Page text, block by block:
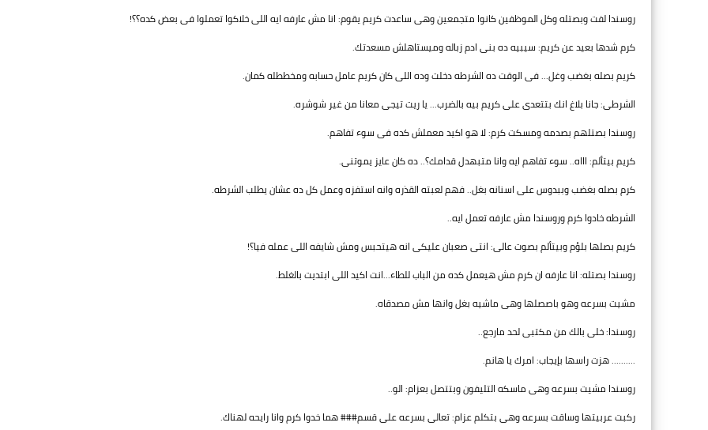
روسندا لفت وبصتله وكل الموظفين كانوا متجمعين وهى ساعدت كريم يقوم: انا مش عارفه ايه اللى خلاكوا تعملوا فى بعض كده؟؟!
كرم شدها بعيد عن كريم: سيبيه ده بنى ادم زباله وميستاهلش مسعدتك.
كريم بصله بغضب وغل... فى الوقت ده الشرطه دخلت وده اللى كان كريم عامل حسابه ومخططله كمان.
الشرطى: جانا بلاغ انك بتتعدى على كريم بيه بالضرب... يا ريت تيجى معانا من غير شوشره.
روسندا بصتلهم بصدمه ومسكت كرم: لا هو اكيد معملش كده فى سوء تفاهم.
كريم بيتألم: اااه.. سوء تفاهم ايه وانا متبهدل قدامك؟.. ده كان عايز يموتنى.
كرم بصله بغضب وببدوس على اسنانه بغل.. فهم لعبته القذره وانه استفزه وعمل كل ده عشان يطلب الشرطه.
الشرطه خادوا كرم وروسندا مش عارفه تعمل ايه..
كريم بصلها بلؤم وبيتألم بصوت عالى: انتى صعبان عليكى انه هيتحبس ومش شايفه اللى عمله فيا؟!
روسندا بصتله: انا عارفه ان كرم مش هيعمل كده من الباب للطاء...انت اكيد اللى ابتديت بالغلط.
مشيت بسرعه وهو باصصلها وهى ماشيه بغل وانها مش مصدقاه.
روسندا: خلى بالك من مكتبى لحد مارجع..
.......... هزت راسها بإيجاب: امرك يا هانم.
روسندا مشيت بسرعه وهى ماسكه التليفون وبتتصل بعزام: الو..
ركبت عربيتها وساقت بسرعه وهى بتكلم عزام: تعالى بسرعه على قسم### هما خدوا كرم وانا رايحه لهناك.